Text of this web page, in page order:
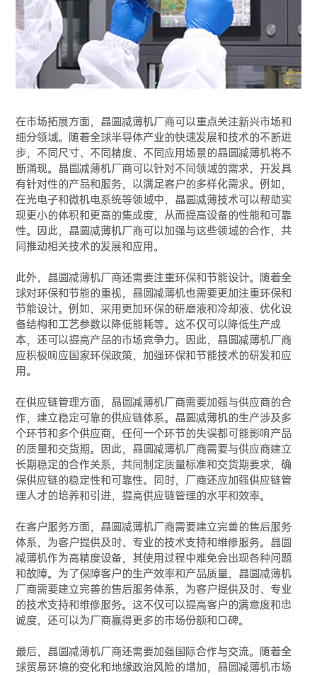
在市场拓展方面，晶圆减薄机厂商可以重点关注新兴市场和
细分领域。随着全球半导体产业的快速发展和技术的不断进
步，不同尺寸、不同精度、不同应用场景的晶圆减薄机将不
断涌现。晶圆减薄机厂商可以针对不同领域的需求，开发具
有针对性的产品和服务，以满足客户的多样化需求。例如，
在光电子和微机电系统等领域中，晶圆减薄技术可以帮助实
现更小的体积和更高的集成度，从而提高设备的性能和可靠
性。因此，晶圆减薄机厂商可以加强与这些领域的合作，共
同推动相关技术的发展和应用。
此外，晶圆减薄机厂商还需要注重环保和节能设计。随着全
球对环保和节能的重视，晶圆减薄机也需要更加注重环保和
节能设计。例如，采用更加环保的研磨液和冷却液、优化设
备结构和工艺参数以降低能耗等。这不仅可以降低生产成
本，还可以提高产品的市场竞争力。因此，晶圆减薄机厂商
应积极响应国家环保政策，加强环保和节能技术的研发和应
用。
在供应链管理方面，晶圆减薄机厂商需要加强与供应商的合
作，建立稳定可靠的供应链体系。晶圆减薄机的生产涉及多
个环节和多个供应商，任何一个环节的失误都可能影响产品
的质量和交货期。因此，晶圆减薄机厂商需要与供应商建立
长期稳定的合作关系，共同制定质量标准和交货期要求，确
保供应链的稳定性和可靠性。同时，厂商还应加强供应链管
理人才的培养和引进，提高供应链管理的水平和效率。
在客户服务方面，晶圆减薄机厂商需要建立完善的售后服务
体系，为客户提供及时、专业的技术支持和维修服务。晶圆
减薄机作为高精度设备，其使用过程中难免会出现各种问题
和故障。为了保障客户的生产效率和产品质量，晶圆减薄机
厂商需要建立完善的售后服务体系，为客户提供及时、专业
的技术支持和维修服务。这不仅可以提高客户的满意度和忠
诚度，还可以为厂商赢得更多的市场份额和口碑。
最后，晶圆减薄机厂商还需要加强国际合作与交流。随着全
球贸易环境的变化和地缘政治风险的增加，晶圆减薄机市场